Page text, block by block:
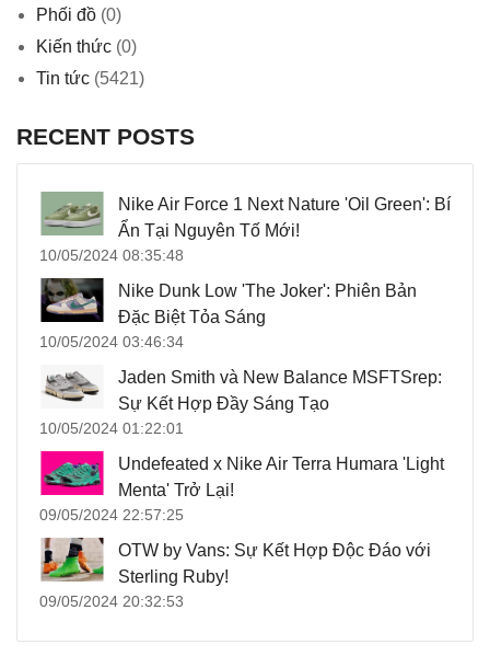
Phối đồ (0)
Kiến thức (0)
Tin tức (5421)
RECENT POSTS
Nike Air Force 1 Next Nature 'Oil Green': Bí
Ẩn Tại Nguyên Tố Mới!
10/05/2024 08:35:48
Nike Dunk Low 'The Joker': Phiên Bản
Đặc Biệt Tỏa Sáng
10/05/2024 03:46:34
Jaden Smith và New Balance MSFTSrep:
Sự Kết Hợp Đầy Sáng Tạo
10/05/2024 01:22:01
Undefeated x Nike Air Terra Humara 'Light
Menta' Trở Lại!
09/05/2024 22:57:25
OTW by Vans: Sự Kết Hợp Độc Đáo với
Sterling Ruby!
09/05/2024 20:32:53